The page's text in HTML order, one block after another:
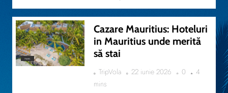
TRAVEL
Cazare Mauritius: Hoteluri
in Mauritius unde merită
să stai
TripVola 22 iunie 2026 0
4
mins